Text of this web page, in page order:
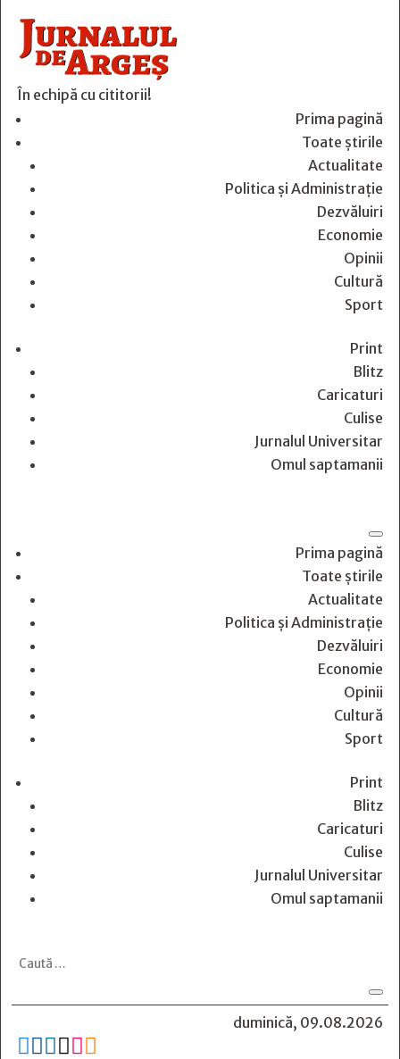
În echipă cu cititorii!
Prima pagină
Toate știrile
Actualitate
Politica și Administrație
Dezvăluiri
Economie
Opinii
Cultură
Sport
Print
Blitz
Caricaturi
Culise
Jurnalul Universitar
Omul saptamanii
Prima pagină
Toate știrile
Actualitate
Politica și Administrație
Dezvăluiri
Economie
Opinii
Cultură
Sport
Print
Blitz
Caricaturi
Culise
Jurnalul Universitar
Omul saptamanii
duminică, 09.08.2026
     